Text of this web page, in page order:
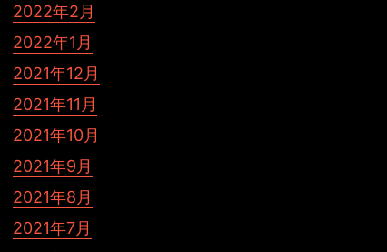
2022年2月
2022年1月
2021年12月
2021年11月
2021年10月
2021年9月
2021年8月
2021年7月